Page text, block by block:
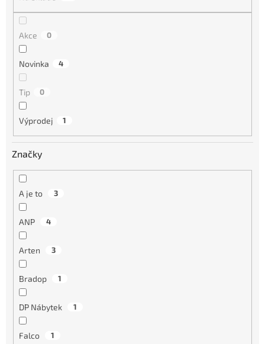
Akce 0
Novinka 4
Tip 0
Výprodej 1
Značky
A je to 3
ANP 4
Arten 3
Bradop 1
DP Nábytek 1
Falco 1